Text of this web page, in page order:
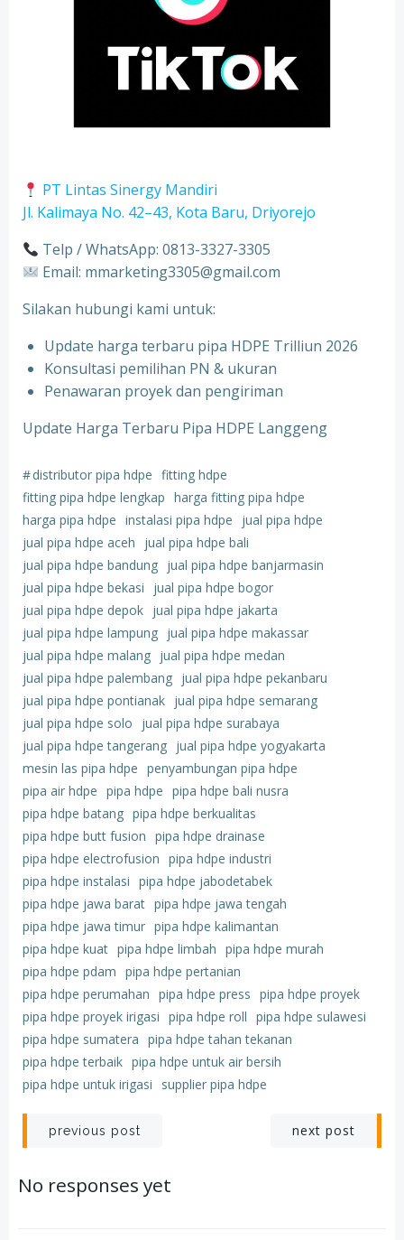
PT Lintas Sinergy Mandiri
Jl. Kalimaya No. 42–43, Kota Baru, Driyorejo
Telp / WhatsApp: 0813-3327-3305
Email: mmarketing3305@gmail.com
Silakan hubungi kami untuk:
Update harga terbaru pipa HDPE Trilliun 2026
Konsultasi pemilihan PN & ukuran
⁠Penawaran proyek dan pengiriman
Update Harga Terbaru Pipa HDPE Langgeng
#distributor pipa hdpe fitting hdpe
fitting pipa hdpe lengkap harga fitting pipa hdpe
harga pipa hdpe instalasi pipa hdpe
jual pipa hdpe
jual pipa hdpe aceh
jual pipa hdpe bali
jual pipa hdpe bandung jual pipa hdpe banjarmasin
jual pipa hdpe bekasi
jual pipa hdpe bogor
jual pipa hdpe depok jual pipa hdpe jakarta
jual pipa hdpe lampung jual pipa hdpe makassar
jual pipa hdpe malang jual pipa hdpe medan
jual pipa hdpe palembang jual pipa hdpe pekanbaru
jual pipa hdpe pontianak jual pipa hdpe semarang
jual pipa hdpe solo
jual pipa hdpe surabaya
jual pipa hdpe tangerang jual pipa hdpe yogyakarta
mesin las pipa hdpe penyambungan pipa hdpe
pipa air hdpe pipa hdpe pipa hdpe bali nusra
pipa hdpe batang pipa hdpe berkualitas
pipa hdpe butt fusion pipa hdpe drainase
pipa hdpe electrofusion pipa hdpe industri
pipa hdpe instalasi pipa hdpe jabodetabek
pipa hdpe jawa barat pipa hdpe jawa tengah
pipa hdpe jawa timur pipa hdpe kalimantan
pipa hdpe kuat pipa hdpe limbah pipa hdpe murah
pipa hdpe pdam pipa hdpe pertanian
pipa hdpe perumahan pipa hdpe press pipa hdpe proyek
pipa hdpe proyek irigasi pipa hdpe roll pipa hdpe sulawesi
pipa hdpe sumatera pipa hdpe tahan tekanan
pipa hdpe terbaik pipa hdpe untuk air bersih
pipa hdpe untuk irigasi
supplier pipa hdpe
Post
navigation
previous post next post
No responses yet